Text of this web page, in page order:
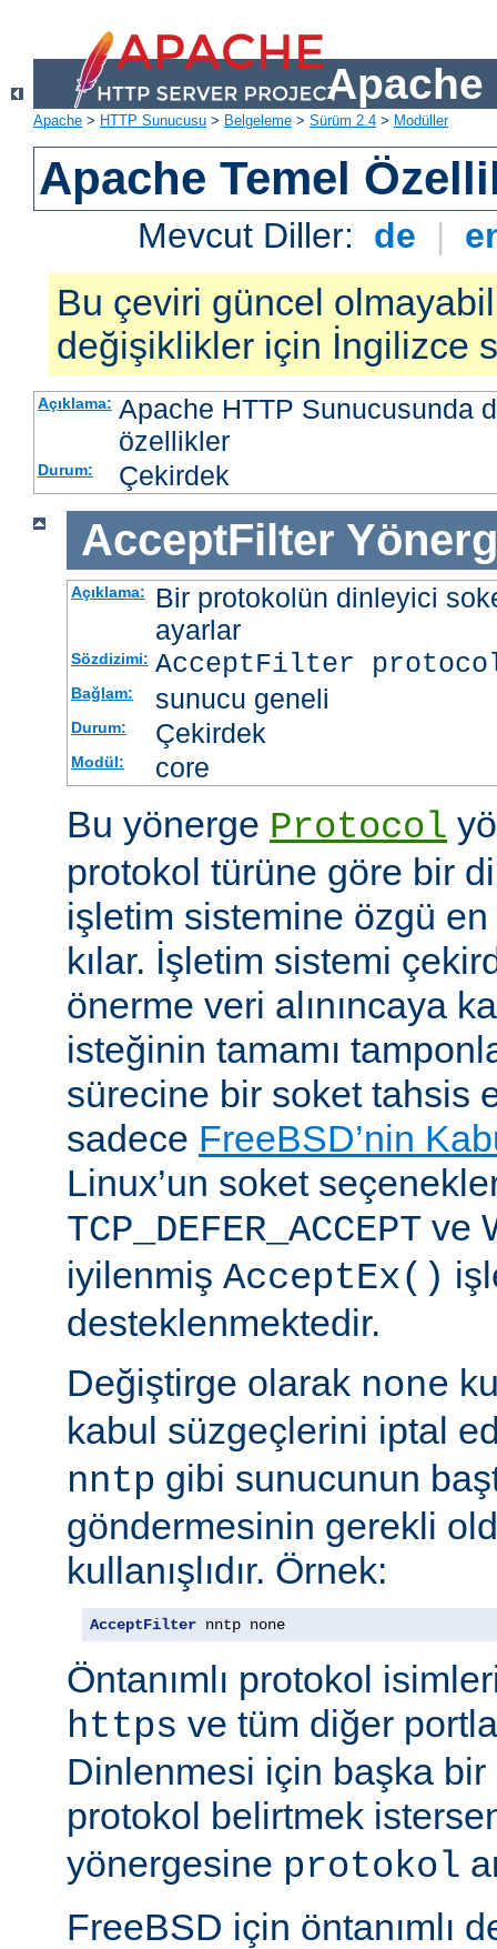
Apache
Apache > HTTP Sunucusu > Belgeleme > Sürüm 2.4 > Modüller
Apache Temel
Mevcut Diller: de |
Bu çeviri güncel
değişiklikler için İngilizce
Açıklama: Apache HTTP Sunucusunda
özellikler
Durum: Çekirdek
AcceptFilter
Açıklama:
Bir protokolün dinleyici
ayarlar
Sözdizimi: AcceptFilter
Bağlam: sunucu geneli
Durum: Çekirdek
Modül: core
Bu yönerge Protocol
protokol türüne göre bir
işletim sistemine özgü
kılar. İşletim sistemi
önerme veri alınıncaya
isteğinin tamamı
sürecine bir soket tahsis
sadece FreeBSD’nin
Linux’un soket
TCP_DEFER_ACCEPT ve
iyilenmiş AcceptEx()
desteklenmektedir.
Değiştirge olarak none
kabul süzgeçlerini iptal
nntp gibi sunucunun
göndermesinin gerekli
kullanışlıdır. Örnek:
AcceptFilter nntp none
Öntanımlı protokol
https ve tüm diğer
Dinlenmesi için başka
protokol belirtmek
yönergesine protokol
FreeBSD için öntanımlı